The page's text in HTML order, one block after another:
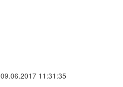
09.06.2017 11:31:35